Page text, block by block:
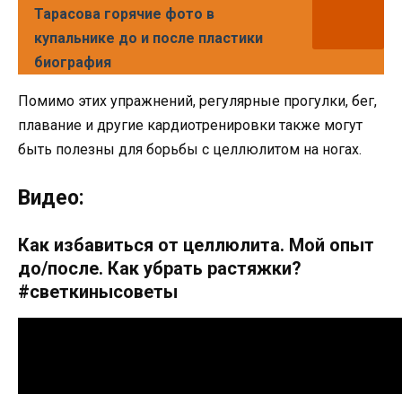
Тарасова горячие фото в
купальнике до и после пластики
биография
Помимо этих упражнений, регулярные прогулки, бег,
плавание и другие кардиотренировки также могут
быть полезны для борьбы с целлюлитом на ногах.
Видео:
Как избавиться от целлюлита. Мой опыт
до/после. Как убрать растяжки?
#светкинысоветы